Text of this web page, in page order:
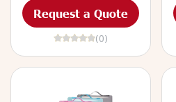
Request a Quote
(0)